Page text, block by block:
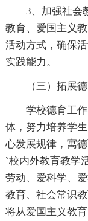
3、加强社会
教育、爱国主义
活动方式，确保
实践能力。
（三）拓展
学校德育工
体，努力培养学
心发展规律，寓
`校内外教育教学
劳动、爱科学、
教育、社会常识
将从爱国主义教